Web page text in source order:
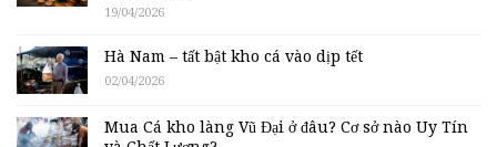
19/04/2026
Hà Nam – tất bật kho cá vào dịp tết
02/04/2026
Mua Cá kho làng Vũ Đại ở đâu? Cơ sở nào Uy Tín